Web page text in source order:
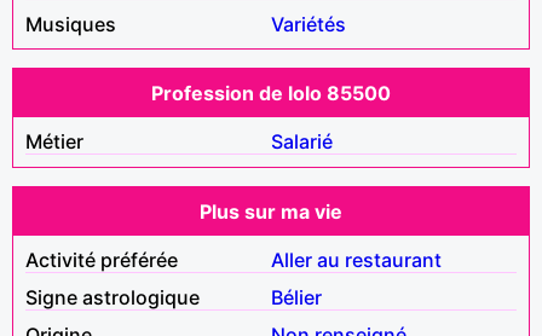
Musiques
Variétés
Profession de lolo 85500
Métier
Salarié
Plus sur ma vie
Activité préférée
Aller au restaurant
Signe astrologique
Bélier